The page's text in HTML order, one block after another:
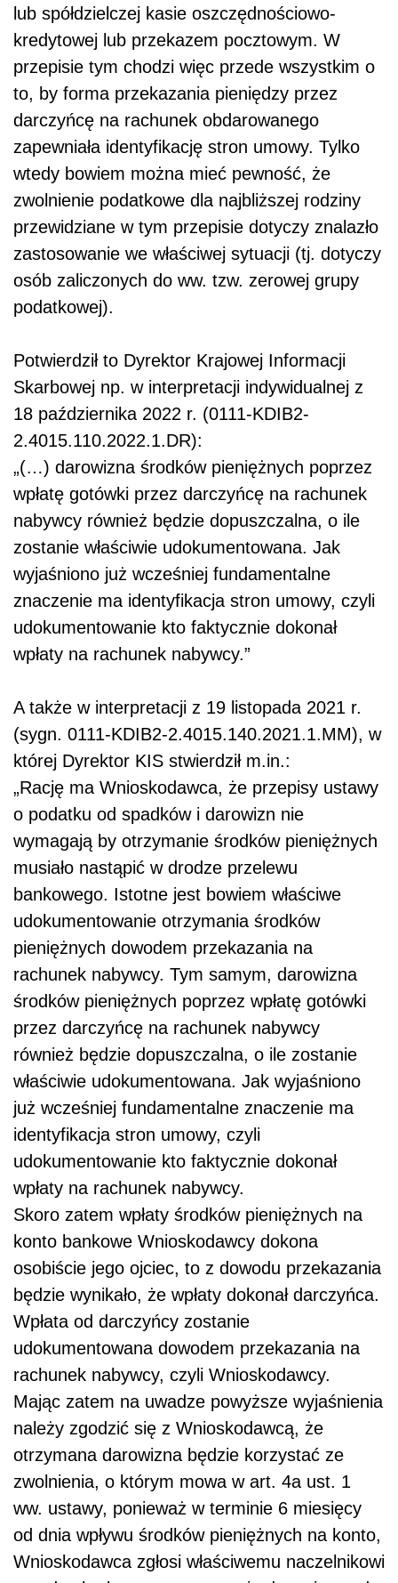
lub spółdzielczej kasie oszczędnościowo-
kredytowej lub przekazem pocztowym. W
przepisie tym chodzi więc przede wszystkim o
to, by forma przekazania pieniędzy przez
darczyńcę na rachunek obdarowanego
zapewniała identyfikację stron umowy. Tylko
wtedy bowiem można mieć pewność, że
zwolnienie podatkowe dla najbliższej rodziny
przewidziane w tym przepisie dotyczy znalazło
zastosowanie we właściwej sytuacji (tj. dotyczy
osób zaliczonych do ww. tzw. zerowej grupy
podatkowej).
Potwierdził to Dyrektor Krajowej Informacji
Skarbowej np. w interpretacji indywidualnej z
18 października 2022 r. (0111-KDIB2-
2.4015.110.2022.1.DR):
„(…) darowizna środków pieniężnych poprzez
wpłatę gotówki przez darczyńcę na rachunek
nabywcy również będzie dopuszczalna, o ile
zostanie właściwie udokumentowana. Jak
wyjaśniono już wcześniej fundamentalne
znaczenie ma identyfikacja stron umowy, czyli
udokumentowanie kto faktycznie dokonał
wpłaty na rachunek nabywcy.”
A także w interpretacji z 19 listopada 2021 r.
(sygn. 0111-KDIB2-2.4015.140.2021.1.MM), w
której Dyrektor KIS stwierdził m.in.:
„Rację ma Wnioskodawca, że przepisy ustawy
o podatku od spadków i darowizn nie
wymagają by otrzymanie środków pieniężnych
musiało nastąpić w drodze przelewu
bankowego. Istotne jest bowiem właściwe
udokumentowanie otrzymania środków
pieniężnych dowodem przekazania na
rachunek nabywcy. Tym samym, darowizna
środków pieniężnych poprzez wpłatę gotówki
przez darczyńcę na rachunek nabywcy
również będzie dopuszczalna, o ile zostanie
właściwie udokumentowana. Jak wyjaśniono
już wcześniej fundamentalne znaczenie ma
identyfikacja stron umowy, czyli
udokumentowanie kto faktycznie dokonał
wpłaty na rachunek nabywcy.
Skoro zatem wpłaty środków pieniężnych na
konto bankowe Wnioskodawcy dokona
osobiście jego ojciec, to z dowodu przekazania
będzie wynikało, że wpłaty dokonał darczyńca.
Wpłata od darczyńcy zostanie
udokumentowana dowodem przekazania na
rachunek nabywcy, czyli Wnioskodawcy.
Mając zatem na uwadze powyższe wyjaśnienia
należy zgodzić się z Wnioskodawcą, że
otrzymana darowizna będzie korzystać ze
zwolnienia, o którym mowa w art. 4a ust. 1
ww. ustawy, ponieważ w terminie 6 miesięcy
od dnia wpływu środków pieniężnych na konto,
Wnioskodawca zgłosi właściwemu naczelnikowi